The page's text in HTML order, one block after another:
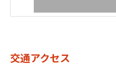
交通アクセス